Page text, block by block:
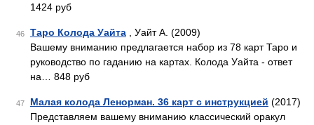
1424 руб
46 Таро Колода Уайта , Уайт А. (2009)
Вашему вниманию предлагается набор из 78 карт Таро и
руководство по гаданию на картах. Колода Уайта - ответ
на… 848 руб
47 Малая колода Ленорман. 36 карт с инструкцией (2017)
Представляем вашему вниманию классический оракул